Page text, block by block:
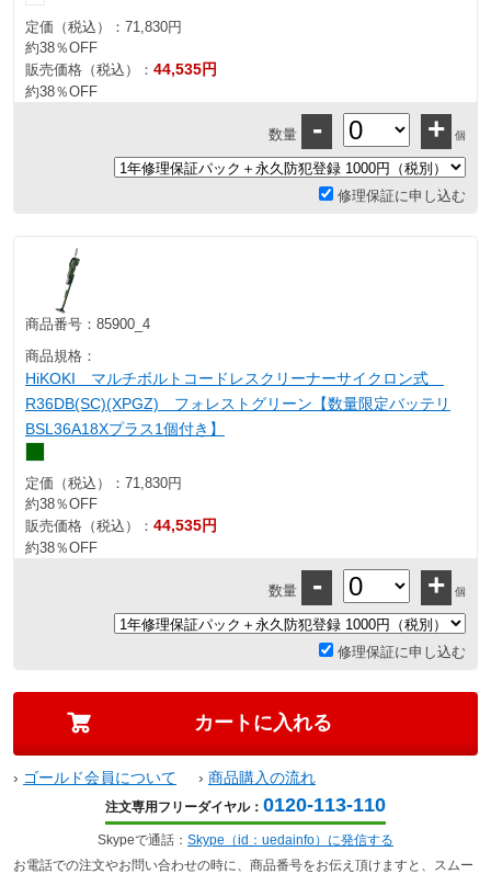
定価（税込）： 71,830円
約38％OFF
販売価格（税込）： 44,535円
約38％OFF
数量 - + 個
修理保証に申し込む
商品番号： 85900_4
商品規格：
HiKOKI マルチボルトコードレスクリーナーサイクロン式
R36DB(SC)(XPGZ) フォレストグリーン【数量限定バッテリ
BSL36A18Xプラス1個付き】
定価（税込）： 71,830円
約38％OFF
販売価格（税込）： 44,535円
約38％OFF
数量 - + 個
修理保証に申し込む
› ゴールド会員について › 商品購入の流れ
注文専用フリーダイヤル： 0120-113-110
Skypeで通話： Skype（id：uedainfo）に発信する
お電話での注文やお問い合わせの時に、商品番号をお伝え頂けますと、スムー